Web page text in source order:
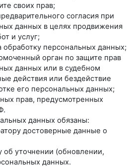
своих прав;
согласия при
данных в целях продвижения
и услуг;
обработку персональных данных;
орган по защите прав
данных или в судебном
действия или бездействие
его персональных данных;
прав, предусмотренных
данных обязаны:
достоверные данные о
об уточнении (обновлении,
данных.